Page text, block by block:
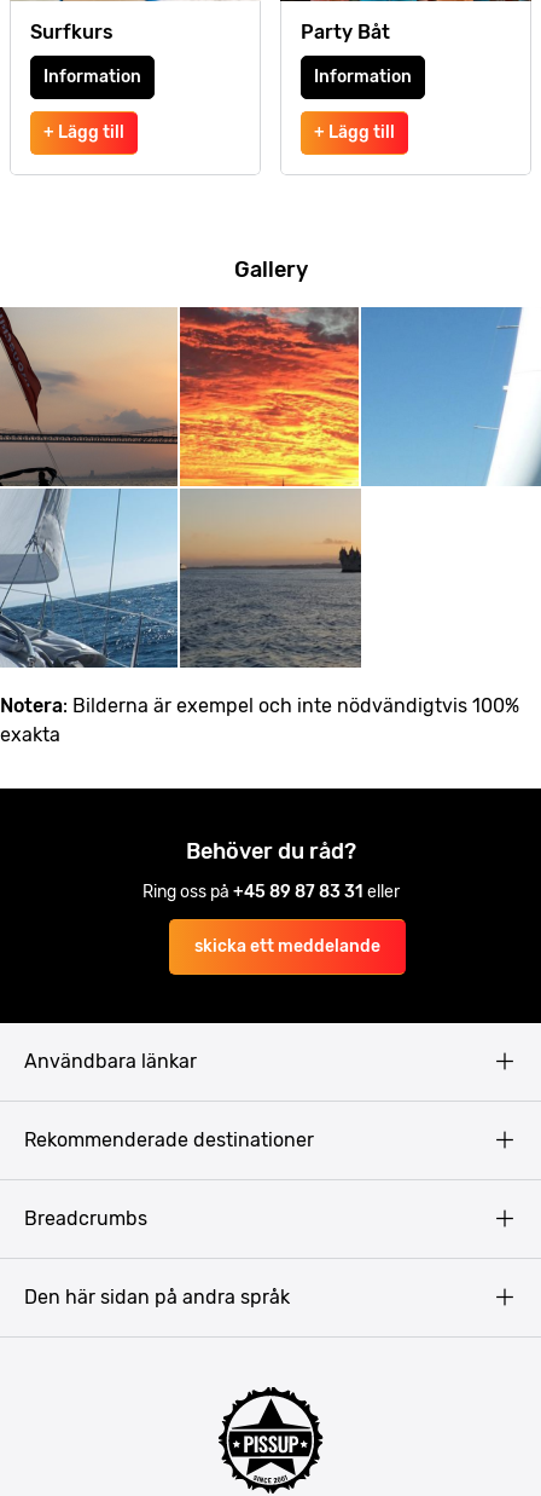
Surfkurs
Information
+ Lägg till
Party Båt
Information
+ Lägg till
Gallery
Notera: Bilderna är exempel och inte nödvändigtvis 100%
exakta
Behöver du råd?
Ring oss på +45 89 87 83 31 eller
skicka ett meddelande
Användbara länkar
Rekommenderade destinationer
Breadcrumbs
Den här sidan på andra språk